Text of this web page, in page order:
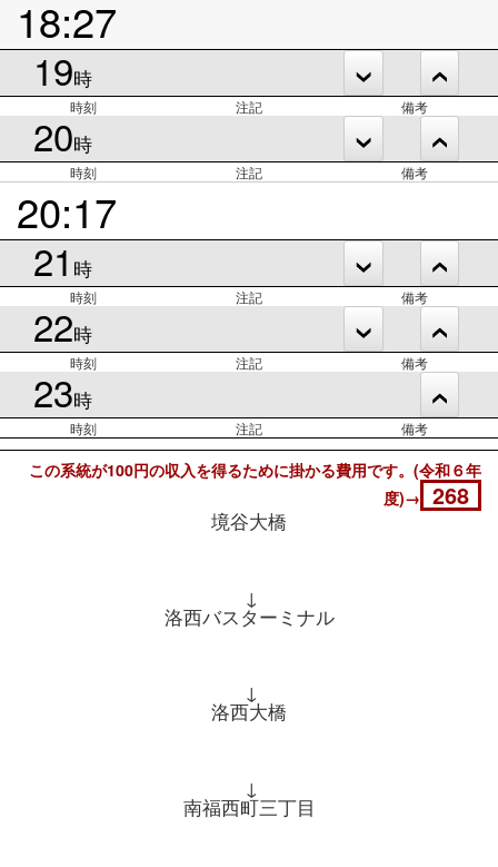
18:27
19時
時刻 注記 備考
20時
時刻 注記 備考
20:17
21 時
時刻 注記 備考
22時
時刻 注記 備考
23時
時刻 注記 備考
この系統が100円の収入を得るために掛かる費用です。(令和６年
度)→ 268
境谷大橋
↓
洛西バスターミナル
↓
洛西大橋
↓
南福西町三丁目